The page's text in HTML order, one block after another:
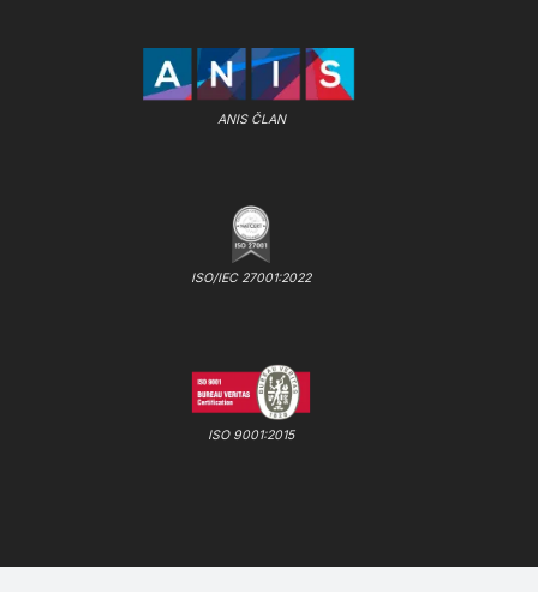
ANIS ČLAN
ISO/IEC 27001:2022
ISO 9001:2015